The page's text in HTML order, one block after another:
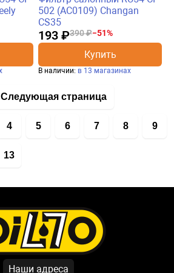
502 (AC0109) Changan
CS35
193 ₽390 ₽−51%
Купить
В наличии: в 13 магазинах
Следующая страница
4 5 6 7 8 9
13
Наши адреса